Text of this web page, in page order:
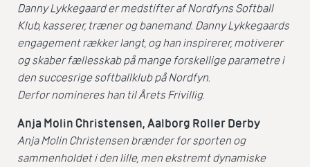
Danny Lykkegaard er medstifter af Nordfyns Softball
Klub, kasserer, træner og banemand. Danny Lykkegaards
engagement rækker langt, og han inspirerer, motiverer
og skaber fællesskab på mange forskellige parametre i
den succesrige softballklub på Nordfyn.
Derfor nomineres han til Årets Frivillig.
Anja Molin Christensen, Aalborg Roller Derby
Anja Molin Christensen brænder for sporten og
sammenholdet i den lille, men ekstremt dynamiske